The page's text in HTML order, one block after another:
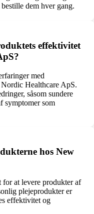
dem hver gang.
effektivitet
med
Healthcare ApS.
såsom sundere
symptomer som
hos New
at levere produkter af
plejeprodukter er
effektivitet og